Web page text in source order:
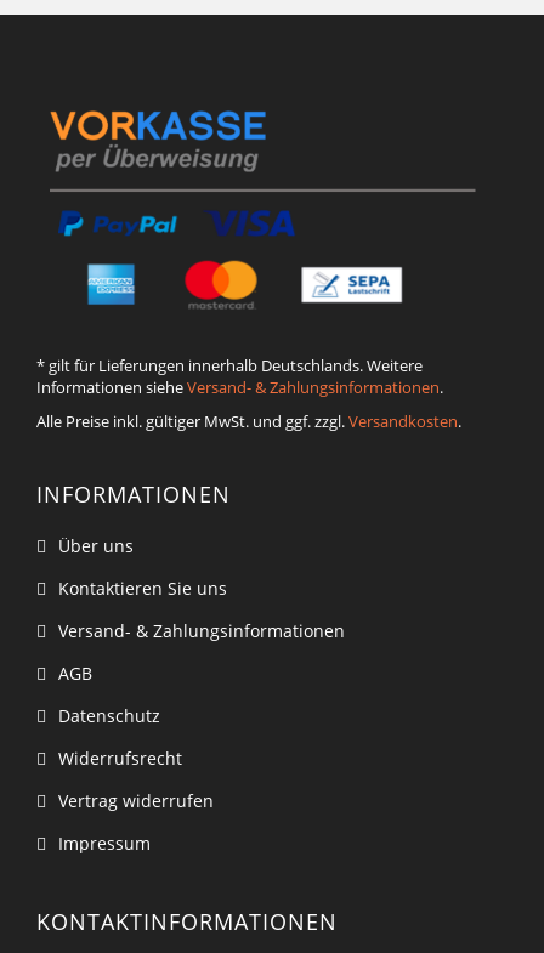
* gilt für Lieferungen innerhalb Deutschlands. Weitere
Informationen sieheVersand- & Zahlungsinformationen.
Alle Preise inkl. gültiger MwSt. und ggf. zzgl.Versandkosten.
INFORMATIONEN
Über uns
Kontaktieren Sie uns
Versand- & Zahlungsinformationen
AGB
Datenschutz
Widerrufsrecht
Vertrag widerrufen
Impressum
KONTAKTINFORMATIONEN